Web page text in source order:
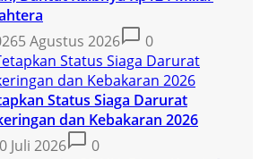
5 Agustus 2026 0
Status Siaga Darurat
dan Kebakaran 2026
Juli 2026 0